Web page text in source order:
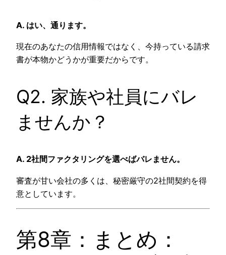
A. はい、通ります。
現在のあなたの信用情報ではなく、今持っている請求
書が本物かどうかが重要だからです。
Q2. 家族や社員にバレ
ませんか？
A. 2社間ファクタリングを選べばバレません。
審査が甘い会社の多くは、秘密厳守の2社間契約を得
意としています。
第8章：まとめ：